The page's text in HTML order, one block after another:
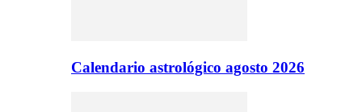
Calendario astrológico agosto 2026